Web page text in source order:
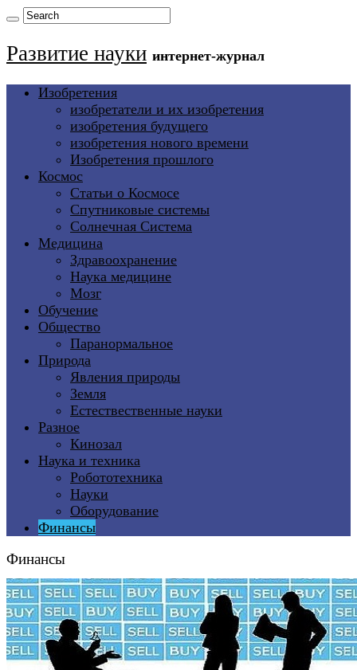
Развитие науки интернет-журнал
Изобретения
изобретатели и их изобретения
изобретения будущего
изобретения нового времени
Изобретения прошлого
Космос
Статьи о Космосе
Спутниковые системы
Солнечная Система
Медицина
Здравоохранение
Наука медицине
Мозг
Обучение
Общество
Паранормальное
Природа
Явления природы
Земля
Естествественные науки
Разное
Кинозал
Наука и техника
Робототехника
Науки
Оборудование
Финансы
Финансы